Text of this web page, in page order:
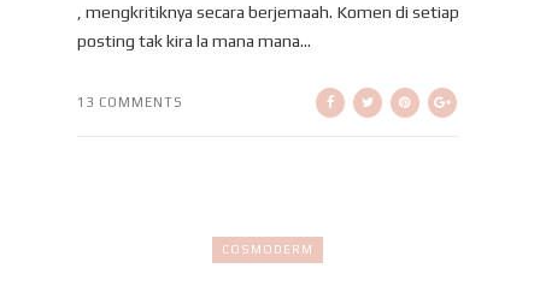
, mengkritiknya secara berjemaah. Komen di setiap
posting tak kira la mana mana...
13 COMMENTS
COSMODERM